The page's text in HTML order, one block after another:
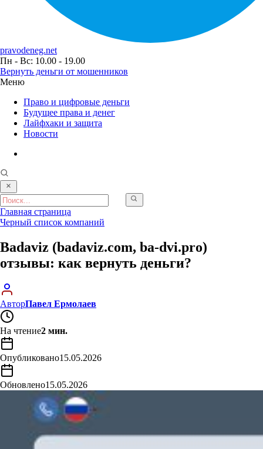
pravodeneg.net
Пн - Вс: 10.00 - 19.00
Вернуть деньги от мошенников
Меню
Право и цифровые деньги
Будущее права и денег
Лайфхаки и защита
Новости
Главная страница
Черный список компаний
Badaviz (badaviz.com, ba-dvi.pro)
отзывы: как вернуть деньги?
АвторПавел Ермолаев
На чтение2 мин.
Опубликовано15.05.2026
Обновлено15.05.2026